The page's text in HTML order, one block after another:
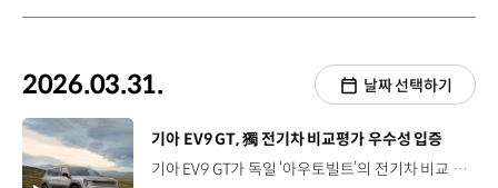
2026.03.31. 날짜 선택하기
[동영상]
기아 EV9 GT, 獨 전기차 비교평가 우수성 입증
기아 EV9 GT가 독일 ‘아우토빌트’의 전기차 비교 평가에서 볼보 EX90를 압도하는 우수한 상품 경쟁력을 인정받았습니다. ‘아우토빌트’는 독일의 유력 자동차 전문 매체로 유럽 소비자들의 차량 구매 시 중요한 판단 기준으로 활용되는데요. 기아의 플래그십 전동화 SUV인 EV9 GT는 볼보 EX90 (트윈 모터 AWD)와의 비교 평가에서 총점 583점을 기록하며 18점 차로 승리를 거뒀습니다. 이번 비교 평가는 바디, 파워트레인, 경제성 등 7개 평가항목에 걸쳐 진행됐는데요. EV9 GT는 바디 항목에서 “기아는 트렁크 공간에서 확실히 앞서 있다”라는 평가를 받으며, 최대 2,393리터 적재 공간과 실용적인 프렁크 구성 등 광활한 공간 활용성으로 높은 점수를 받았습니다. 또 최고출력 508마력의 강력한 모터 성능과 800V 기반의 초급속 충전 기술로 고성능 모델의 핵심인 파워트레인 항목에서도 EX90을 앞질렀습니다. 경제성 항목에서는 고성능과 프리미엄 가치를 동시 구현하면서도 합리적인 가격과 우수한 보증 조건 등을 갖춰 EX90와 뚜렷한 격차를 보였는데요. 프리미엄 브랜드인 볼보의 최상위 전기차를 상대로 국산 고성능 전기차가 성능과 가치 면에서 우위를 차지했다는 점에서 의미가 큽니다. EV9은 ‘2024 세계 올해의 자동차’, ‘2024 북미 올해의 차’ 등 세계 3대 자동차 상 중 2개를 석권하며 디자인과 성능, 안전성 모든 영역에서 세계적인 경쟁력을 입증해 나가고 있습니다.